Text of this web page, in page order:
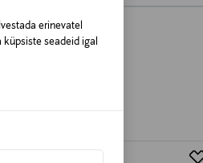
erinevatel
seadeid igal
kättesaamisest. Suletud pakendis